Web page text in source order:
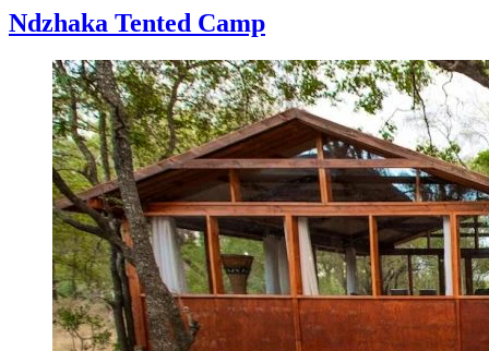
Ndzhaka Tented Camp